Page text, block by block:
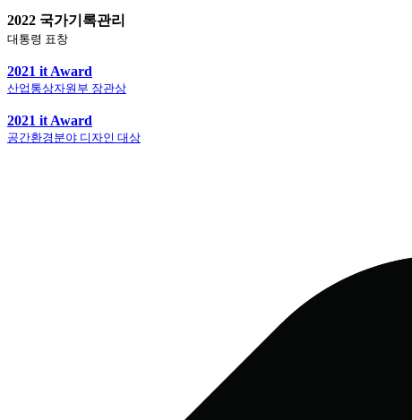
2022 국가기록관리
대통령 표창
2021 it Award
산업통상자원부 장관상
2021 it Award
공간환경분야 디자인 대상